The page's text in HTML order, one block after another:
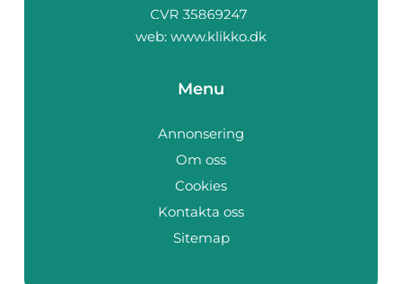
web: www.klikko.dk
Menu
Annonsering
Om oss
Cookies
Kontakta oss
Sitemap